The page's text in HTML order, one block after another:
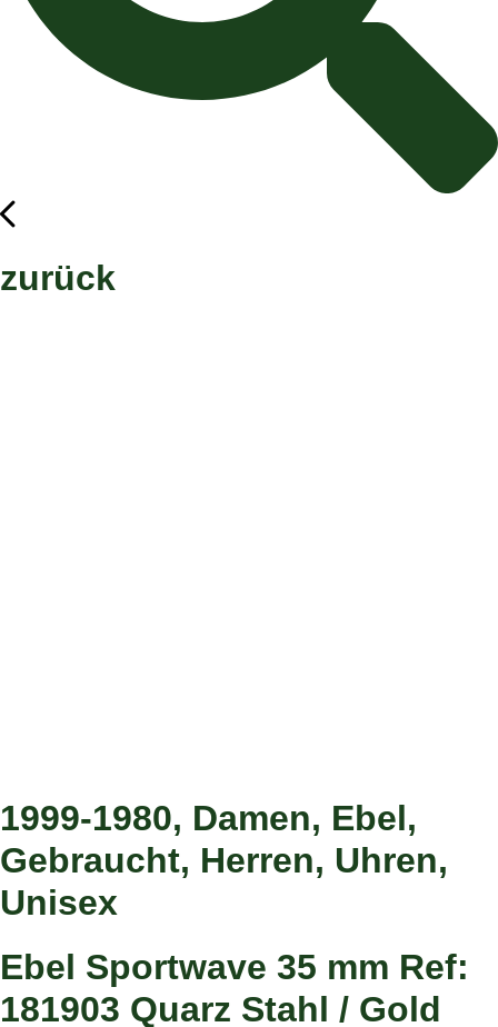
zurück
1999-1980, Damen, Ebel,
Gebraucht, Herren, Uhren,
Unisex
Ebel Sportwave 35 mm Ref:
181903 Quarz Stahl / Gold